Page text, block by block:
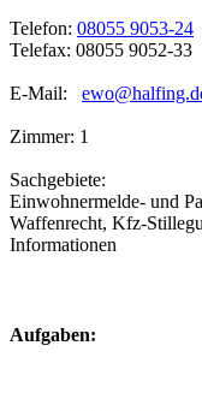
Telefon: 08055 9053-24
Telefax: 08055 9052-33
E-Mail:
Zimmer: 1
Sachgebiete:
Einwohnermelde- und
Waffenrecht, Kfz-
Informationen
Aufgaben: